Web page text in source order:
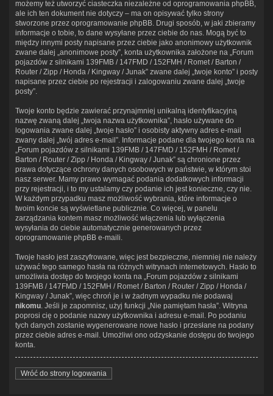
możemy też utworzyć ciasteczka niezależne od oprogramowania phpBB,
ale ich ten dokument nie dotyczy – ma on opisywać tylko strony
stworzone przez oprogramowanie phpBB. Drugi sposób, w jaki zbieramy
informacje o tobie, to dane wysyłane przez ciebie do nas. Mogą być to
między innymi posty napisane przez ciebie jako anonimowy użytkownik
zwane dalej „anonimowe posty”, konta użytkownika założone na „Forum
pojazdów z silnikami 139FMB / 147FMD / 152FMH / Romet / Barton /
Router / Zipp / Honda / Kingway / Junak” zwane dalej „twoje konto” i posty
napisane przez ciebie po rejestracji i zalogowaniu zwane dalej „twoje
posty”.
Twoje konto będzie zawierać przynajmniej unikalną identyfikacyjną
nazwę zwaną dalej „twoja nazwa użytkownika”, hasło używane do
logowania zwane dalej „twoje hasło” i osobisty aktywny adres e-mail
zwany dalej „twój adres e-mail”. Informacje podane dla twojego konta na
„Forum pojazdów z silnikami 139FMB / 147FMD / 152FMH / Romet /
Barton / Router / Zipp / Honda / Kingway / Junak” są chronione przez
prawa dotyczące ochrony danych osobowych w państwie, w którym stoi
nasz serwer. Mamy prawo wymagać podania dodatkowych informacji
przy rejestracji, i to my ustalamy czy podanie ich jest konieczne, czy nie.
W każdym przypadku masz możliwość wybrania, które informacje o
twoim koncie są wyświetlane publicznie. Co więcej, w panelu
zarządzania kontem masz możliwość włączenia lub wyłączenia
wysyłania do ciebie automatycznie generowanych przez
oprogramowanie phpBB e-maili.
Twoje hasło jest zaszyfrowane, więc jest bezpieczne, niemniej nie należy
używać tego samego hasła na różnych witrynach internetowych. Hasło to
umożliwia dostęp do twojego konta na „Forum pojazdów z silnikami
139FMB / 147FMD / 152FMH / Romet / Barton / Router / Zipp / Honda /
Kingway / Junak”, więc chroń je i w żadnym wypadku nie podawaj
nikomu. Jeśli je zapomnisz, użyj funkcji „Nie pamiętam hasła”. Witryna
poprosi cię o podanie nazwy użytkownika i adresu e-mail. Po podaniu
tych danych zostanie wygenerowane nowe hasło i przesłane na podany
przez ciebie adres e-mail. Umożliwi ono odzyskanie dostępu do twojego
konta.
Wróć do strony logowania